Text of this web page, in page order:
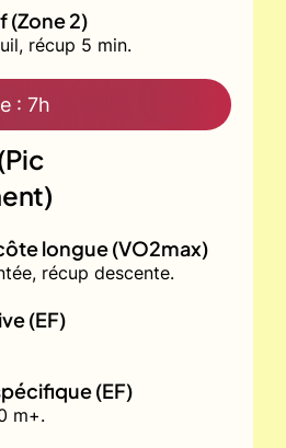
(Zone 2)
récup 5 min.
: 7h
longue (VO2max)
récup descente.
(EF)
(EF)
m+.